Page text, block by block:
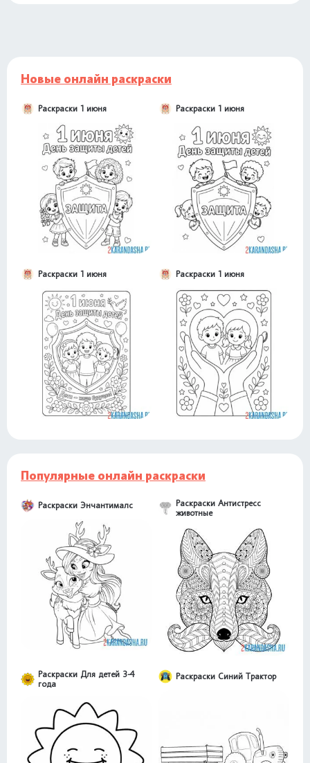
Новые онлайн раскраски
Раскраски 1 июня Раскраски 1 июня
Раскраски 1 июня Раскраски 1 июня
Популярные онлайн раскраски
Раскраски Энчантималс
Раскраски Антистресс
животные
Раскраски Для детей 3-4
года
Раскраски Синий Трактор